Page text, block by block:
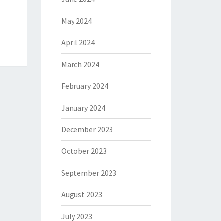
May 2024
April 2024
March 2024
February 2024
January 2024
December 2023
October 2023
September 2023
August 2023
July 2023